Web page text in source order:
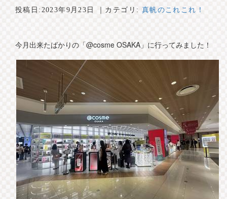
投稿日: 2023年9月23日 ｜カテゴリ: 真帆のこれこれ！
今月出来たばかりの「@cosme OSAKA」に行ってみました！